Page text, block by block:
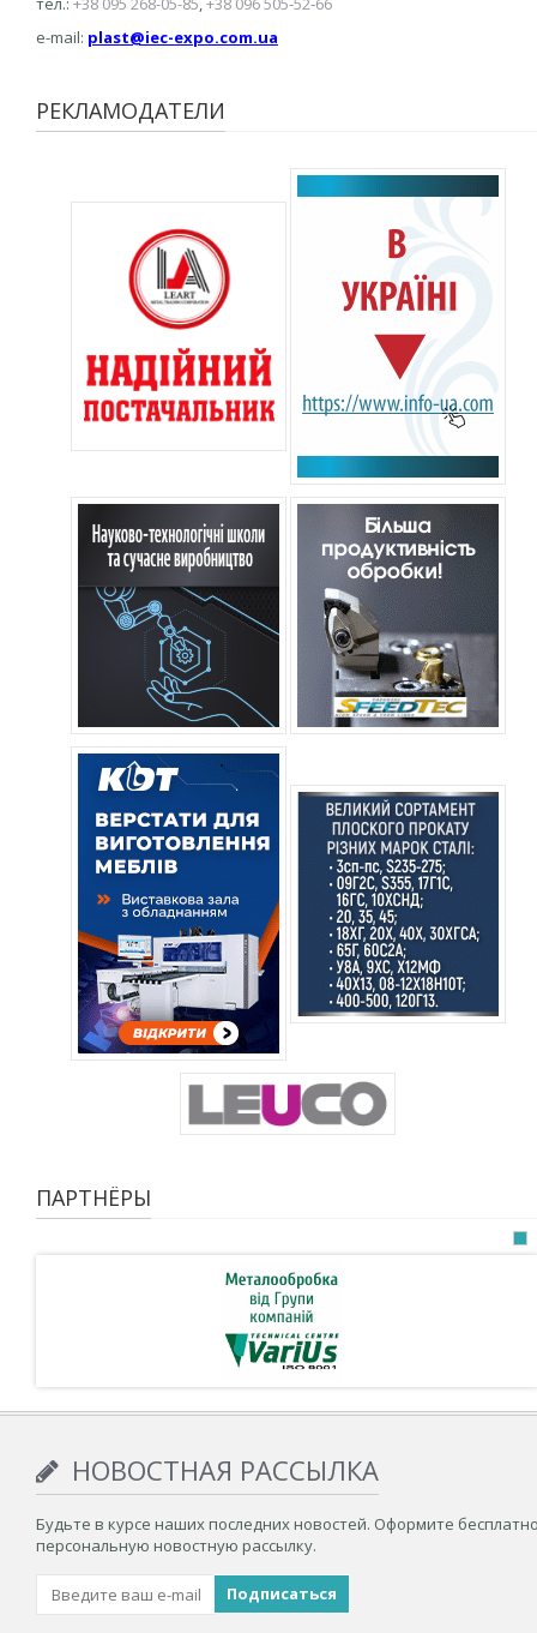
e-mail: plast@iec-expo.com.ua
РЕКЛАМОДАТЕЛИ
ПАРТНЁРЫ
НОВОСТНАЯ РАССЫЛКА
Будьте в курсе наших последних новостей. Оформите
персональную новостную рассылку.